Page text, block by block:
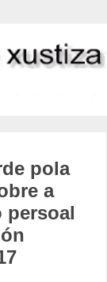
pola
a
persoal